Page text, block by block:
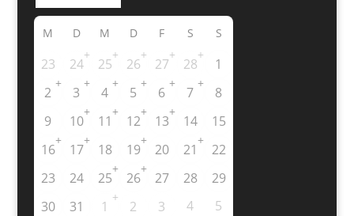
M D M D F S S
23 24
+
25
+
26
+
27
+
28
+
1
2
+
3
+
4
+
5
+
6
+
7
+
8
9
10
+
11
+
12
+
13
+
14
15
16
+
17
+
18 19
+
20 21
+
22
23
24 25
+
26
+
27 28
29
30
31 1
+
2 3 4 5